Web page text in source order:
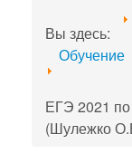
Вы здесь:
Обучение
ЕГЭ 2021
(Шулежко